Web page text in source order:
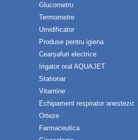
Glucometru
Termometre
Umidificator
Produse pentru igiena
Cearșafuri electrice
Irigator oral AQUAJET
Stationar
Vitamine
Echipament respirator anestezic
Orteze
Farmaceutica